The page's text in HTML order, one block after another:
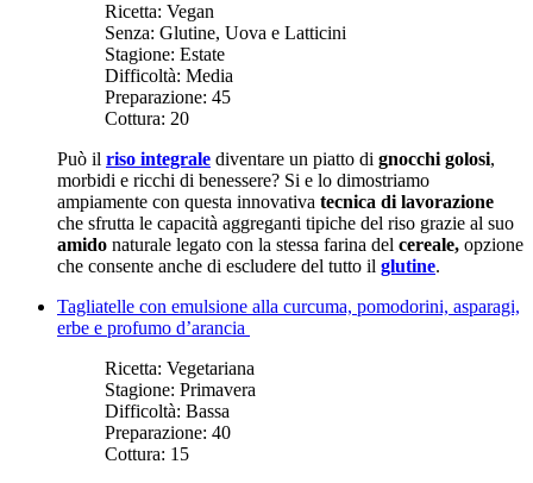
Ricetta: Vegan
Senza: Glutine, Uova e Latticini
Stagione: Estate
Difficoltà: Media
Preparazione: 45
Cottura: 20
Può il riso integrale diventare un piatto di gnocchi golosi,
morbidi e ricchi di benessere? Si e lo dimostriamo
ampiamente con questa innovativa tecnica di lavorazione
che sfrutta le capacità aggreganti tipiche del riso grazie al suo
amido naturale legato con la stessa farina del cereale, opzione
che consente anche di escludere del tutto il glutine.
Tagliatelle con emulsione alla curcuma, pomodorini, asparagi,
erbe e profumo d’arancia
Ricetta: Vegetariana
Stagione: Primavera
Difficoltà: Bassa
Preparazione: 40
Cottura: 15